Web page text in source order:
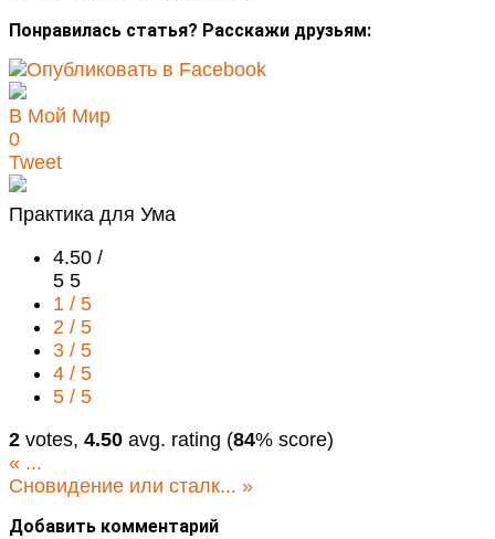
Понравилась статья? Расскажи друзьям:
В Мой Мир
0
Tweet
Практика для Ума
4.50 /
5 5
1 / 5
2 / 5
3 / 5
4 / 5
5 / 5
2 votes, 4.50 avg. rating (84% score)
« ...
Сновидение или сталк... »
Добавить комментарий